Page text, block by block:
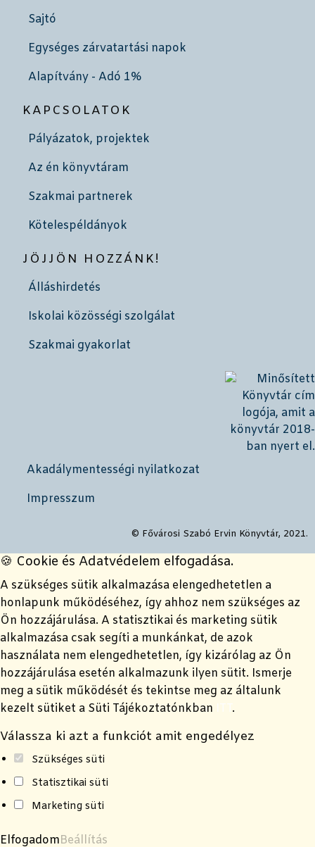
Sajtó
Egységes zárvatartási napok
Alapítvány - Adó 1%
KAPCSOLATOK
Pályázatok, projektek
Az én könyvtáram
Szakmai partnerek
Kötelespéldányok
JÖJJÖN HOZZÁNK!
Álláshirdetés
Iskolai közösségi szolgálat
Szakmai gyakorlat
Akadálymentességi nyilatkozat
Impresszum
© Fővárosi Szabó Ervin Könyvtár, 2021.
🍪 Cookie és Adatvédelem elfogadása.
A szükséges sütik alkalmazása elengedhetetlen a
honlapunk működéséhez, így ahhoz nem szükséges az
Ön hozzájárulása. A statisztikai és marketing sütik
alkalmazása csak segíti a munkánkat, de azok
használata nem elengedhetetlen, így kizárólag az Ön
hozzájárulása esetén alkalmazunk ilyen sütit. Ismerje
meg a sütik működését és tekintse meg az általunk
kezelt sütiket a Süti Tájékoztatónkban
.
Válassza ki azt a funkciót amit engedélyez
Szükséges süti
Statisztikai süti
Marketing süti
ElfogadomBeállítás